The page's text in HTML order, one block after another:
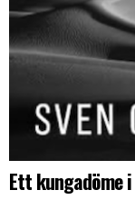
Ett kungadöme